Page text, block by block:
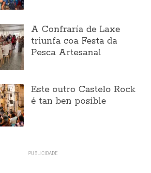
A Confraría de Laxe
triunfa coa Festa da
Pesca Artesanal
Este outro Castelo Rock
é tan ben posible